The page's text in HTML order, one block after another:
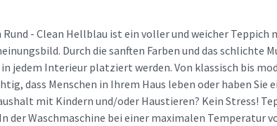
Rund - Clean Hellblau ist ein voller und weicher Teppich
Durch die sanften Farben und das schlichte
jedem Interieur platziert werden. Von klassisch bis
dass Menschen in Ihrem Haus leben oder haben Sie
mit Kindern und/oder Haustieren? Kein Stress!
der Waschmaschine bei einer maximalen Temperatur